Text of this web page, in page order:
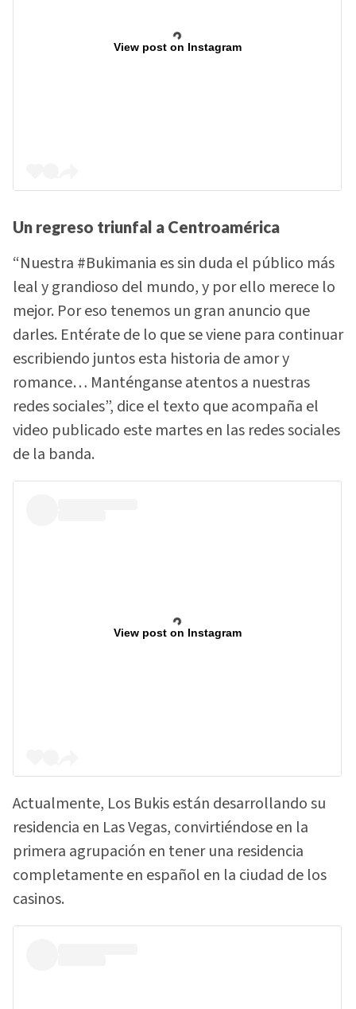
View post on Instagram
Un regreso triunfal a Centroamérica
“Nuestra #Bukimania es sin duda el público más
leal y grandioso del mundo, y por ello merece lo
mejor. Por eso tenemos un gran anuncio que
darles. Entérate de lo que se viene para continuar
escribiendo juntos esta historia de amor y
romance… Manténganse atentos a nuestras
redes sociales”, dice el texto que acompaña el
video publicado este martes en las redes sociales
de la banda.
View post on Instagram
Actualmente, Los Bukis están desarrollando su
residencia en Las Vegas, convirtiéndose en la
primera agrupación en tener una residencia
completamente en español en la ciudad de los
casinos.